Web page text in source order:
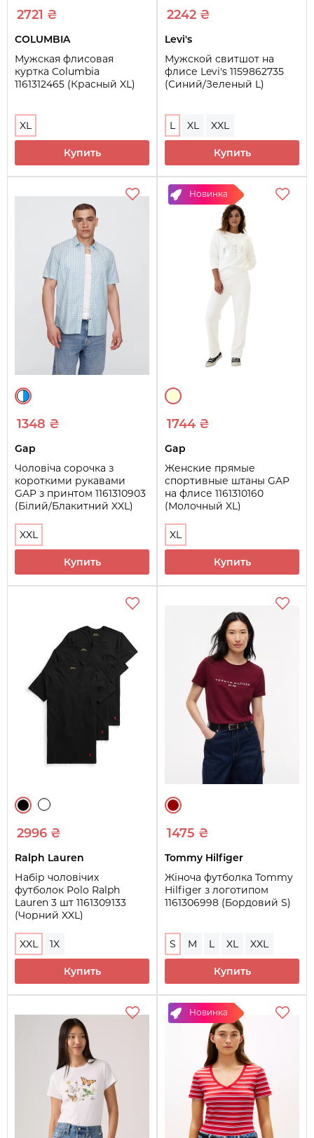
2721 ₴
COLUMBIA
Мужская флисовая
куртка Columbia
1161312465 (Красный XL)
XL
Купить
2242 ₴
Levi's
Мужской свитшот на
флисе Levi's 1159862735
(Синий/Зеленый L)
L XL XXL
Купить
1348 ₴
Gap
Чоловіча сорочка з
короткими рукавами
GAP з принтом 1161310903
(Білий/Блакитний XXL)
XXL
Купить
Новинка
1744 ₴
Gap
Женские прямые
спортивные штаны GAP
на флисе 1161310160
(Молочный XL)
XL
Купить
2996 ₴
Ralph Lauren
Набір чоловічих
футболок Polo Ralph
Lauren 3 шт 1161309133
(Чорний XXL)
XXL 1X
Купить
1475 ₴
Tommy Hilfiger
Жіноча футболка Tommy
Hilfiger з логотипом
1161306998 (Бордовий S)
S M L XL XXL
Купить
Новинка